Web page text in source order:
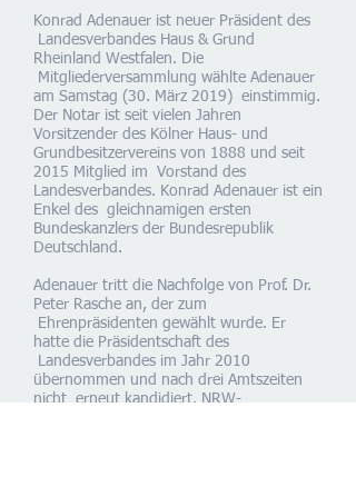
Konrad Adenauer ist neuer Präsident des
Landesverbandes Haus & Grund
Rheinland Westfalen. Die
Mitgliederversammlung wählte Adenauer
am Samstag (30. März 2019) einstimmig.
Der Notar ist seit vielen Jahren
Vorsitzender des Kölner Haus- und
Grundbesitzervereins von 1888 und seit
2015 Mitglied im Vorstand des
Landesverbandes. Konrad Adenauer ist ein
Enkel des gleichnamigen ersten
Bundeskanzlers der Bundesrepublik
Deutschland.
Adenauer tritt die Nachfolge von Prof. Dr.
Peter Rasche an, der zum
Ehrenpräsidenten gewählt wurde. Er
hatte die Präsidentschaft des
Landesverbandes im Jahr 2010
übernommen und nach drei Amtszeiten
nicht erneut kandidiert. NRW-